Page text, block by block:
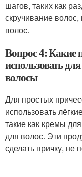
шагов, таких как
скручивание
волос.
Вопрос 4: Какие
использовать
волосы
Для простых
использовать
такие как кремы
для волос. Эти
сделать причку, не